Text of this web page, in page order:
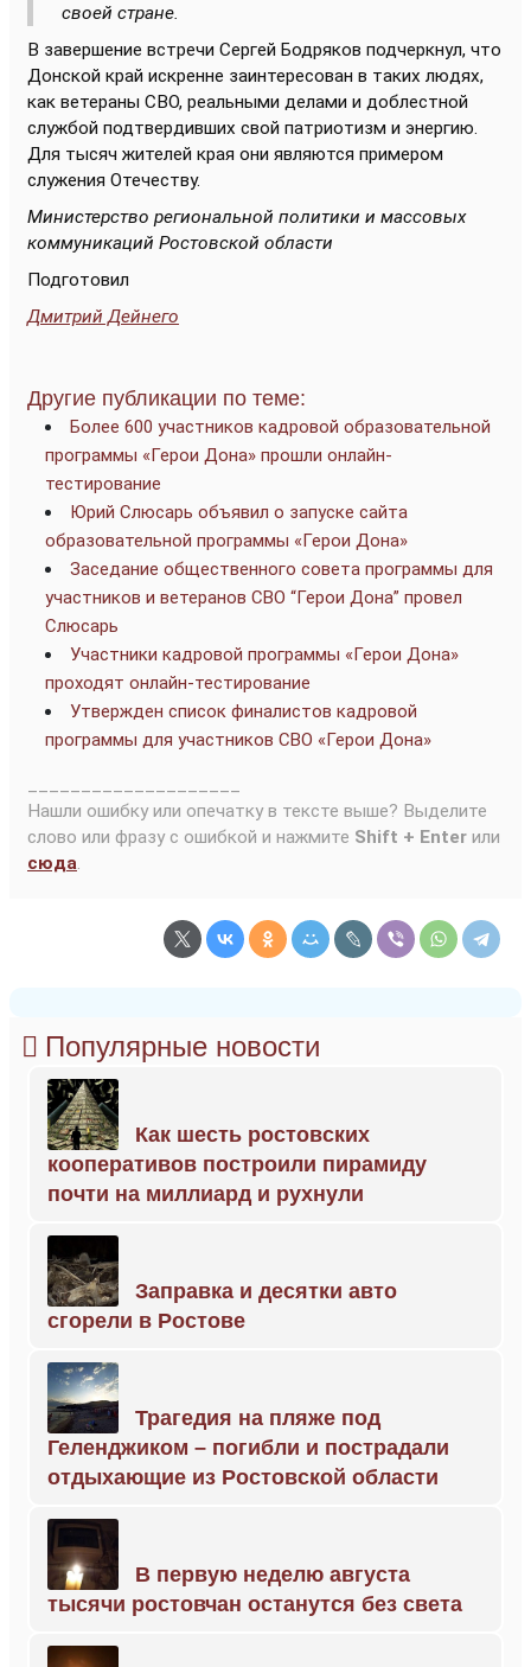
своей стране.
В завершение встречи Сергей Бодряков подчеркнул, что
Донской край искренне заинтересован в таких людях,
как ветераны СВО, реальными делами и доблестной
службой подтвердивших свой патриотизм и энергию.
Для тысяч жителей края они являются примером
служения Отечеству.
Министерство региональной политики и массовых
коммуникаций Ростовской области
Подготовил
Дмитрий Дейнего
Другие публикации по теме:
Более 600 участников кадровой образовательной
программы «Герои Дона» прошли онлайн-
тестирование
Юрий Слюсарь объявил о запуске сайта
образовательной программы «Герои Дона»
Заседание общественного совета программы для
участников и ветеранов СВО “Герои Дона” провел
Слюсарь
Участники кадровой программы «Герои Дона»
проходят онлайн-тестирование
Утвержден список финалистов кадровой
программы для участников СВО «Герои Дона»
Нашли ошибку или опечатку в тексте выше? Выделите
слово или фразу с ошибкой и нажмите Shift + Enter или
сюда.
Популярные новости
Как шесть ростовских
кооперативов построили пирамиду
почти на миллиард и рухнули
Заправка и десятки авто
сгорели в Ростове
Трагедия на пляже под
Геленджиком – погибли и пострадали
отдыхающие из Ростовской области
В первую неделю августа
тысячи ростовчан останутся без света